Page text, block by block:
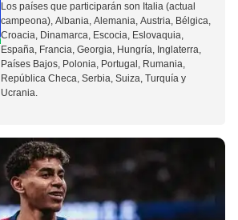
Los países que participarán son Italia (actual
campeona), Albania, Alemania, Austria, Bélgica,
Croacia, Dinamarca, Escocia, Eslovaquia,
España, Francia, Georgia, Hungría, Inglaterra,
Países Bajos, Polonia, Portugal , Rumania,
República Checa, Serbia, Suiza, Turquía y
Ucrania.